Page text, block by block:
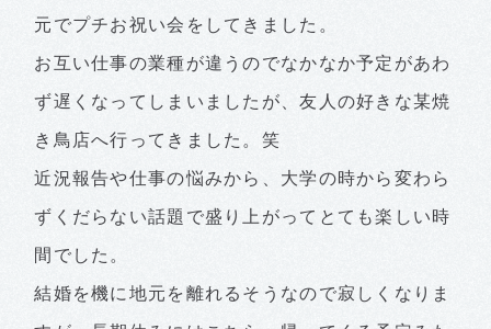
元でプチお祝い会をしてきました。
お互い仕事の業種が違うのでなかなか予定があわ
ず遅くなってしまいましたが、友人の好きな某焼
き鳥店へ行ってきました。笑
近況報告や仕事の悩みから、大学の時から変わら
ずくだらない話題で盛り上がってとても楽しい時
間でした。
結婚を機に地元を離れるそうなので寂しくなりま